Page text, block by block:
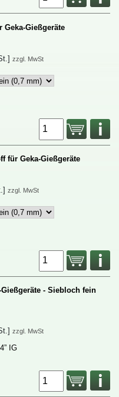
Gießgeräte
zzgl.MwSt
Gießgeräte
zzgl.MwSt
Sieblochfein
zzgl.MwSt